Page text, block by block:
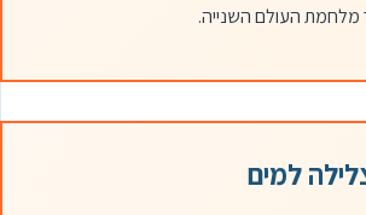
העולם השנייה.
למים